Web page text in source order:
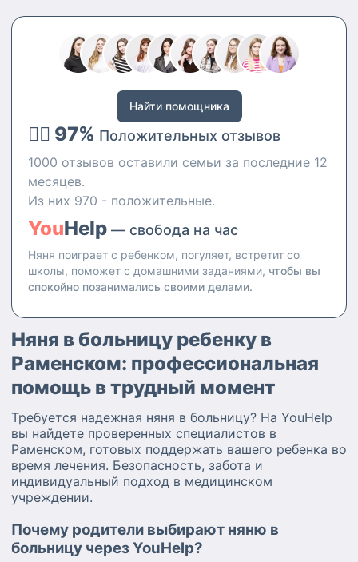
Найти помощника
👍🏻 97% Положительных отзывов
1000 отзывов оставили семьи за последние 12
месяцев.
Из них 970 - положительные.
YouHelp — свобода на час
Няня поиграет с ребенком, погуляет, встретит со
школы, поможет с домашними заданиями, чтобы вы
спокойно позанимались своими делами.
Няня в больницу ребенку в
Раменском: профессиональная
помощь в трудный момент
Требуется надежная няня в больницу? На YouHelp
вы найдете проверенных специалистов в
Раменском, готовых поддержать вашего ребенка во
время лечения. Безопасность, забота и
индивидуальный подход в медицинском
учреждении.
Почему родители выбирают няню в
больницу через YouHelp?